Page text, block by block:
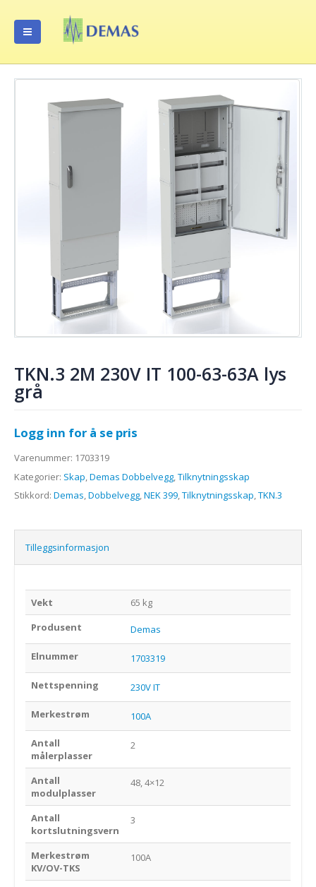
TKN.3 2M 230V IT 100-63-63A lys
grå
Logg inn for å se pris
Varenummer: 1703319
Kategorier: Skap,Demas Dobbelvegg,Tilknytningsskap
Stikkord: Demas,Dobbelvegg,NEK 399,Tilknytningsskap,TKN.3
Tilleggsinformasjon
Vekt
65 kg
Produsent
Demas
Elnummer 1703319
Nettspenning 230V IT
Merkestrøm 100A
Antall
målerplasser
2
Antall
modulplasser
48, 4×12
Antall
kortslutningsvern
3
Merkestrøm
KV/OV-TKS
100A